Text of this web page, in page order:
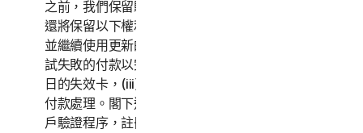
之前，我們保留驗證信用卡/簽帳卡付款的權利。我們
還將保留以下權利：(i) 從信用卡品牌以電子方式獲取
並繼續使用更新的信用卡帳戶資訊 (如果適用)，(ii) 重
試失敗的付款以完成交易，包括但不限於重試延長到期
日的失效卡，(iii) 變更或修正授權的第三方以協助進行
付款處理。閣下進一步認可並同意，根據屆時最新的客
戶驗證程序，註冊到閣下帳戶中的另一位成年客戶可以